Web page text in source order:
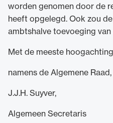
worden genomen door de
heeft opgelegd. Ook zou
ambtshalve toevoeging van
Met de meeste
namens de Algemene Raad,
J.J.H. Suyver,
Algemeen Secretaris